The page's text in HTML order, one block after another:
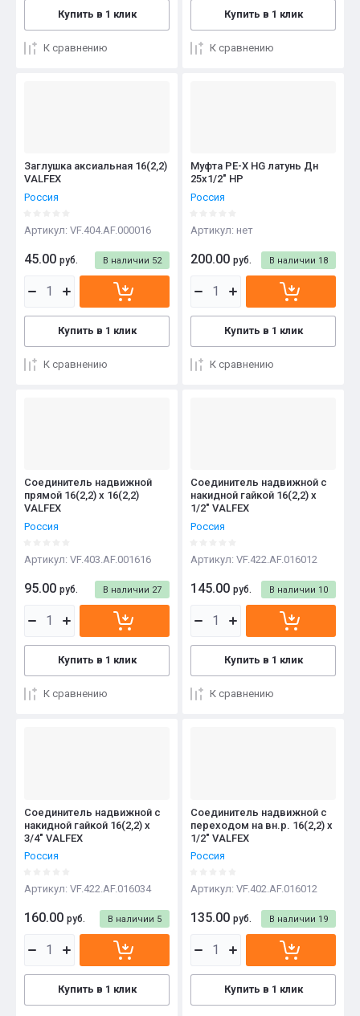
Купить в 1 клик
К сравнению
Купить в 1 клик
К сравнению
Заглушка аксиальная 16(2,2)
VALFEX
Россия
Артикул: VF.404.AF.000016
В наличии 52
45.00 руб.
Купить в 1 клик
К сравнению
Муфта PE-X HG латунь Дн
25x1/2" НР
Россия
Артикул: нет
В наличии 18
200.00 руб.
Купить в 1 клик
К сравнению
Соединитель надвижной
прямой 16(2,2) х 16(2,2)
VALFEX
Россия
Артикул: VF.403.AF.001616
В наличии 27
95.00 руб.
Купить в 1 клик
К сравнению
Соединитель надвижной с
накидной гайкой 16(2,2) х
1/2" VALFEX
Россия
Артикул: VF.422.AF.016012
В наличии 10
145.00 руб.
Купить в 1 клик
К сравнению
Соединитель надвижной с
накидной гайкой 16(2,2) х
3/4" VALFEX
Россия
Артикул: VF.422.AF.016034
В наличии 5
160.00 руб.
Купить в 1 клик
Соединитель надвижной с
переходом на вн.р. 16(2,2) х
1/2" VALFEX
Россия
Артикул: VF.402.AF.016012
В наличии 19
135.00 руб.
Купить в 1 клик